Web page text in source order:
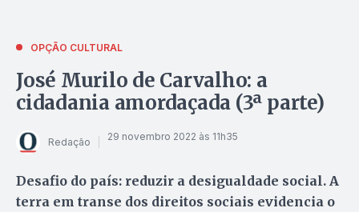
OPÇÃO CULTURAL
José Murilo de Carvalho: a
cidadania amordaçada (3ª parte)
Redação 29 novembro 2022 às 11h35
Desafio do país: reduzir a desigualdade social. A
terra em transe dos direitos sociais evidencia o